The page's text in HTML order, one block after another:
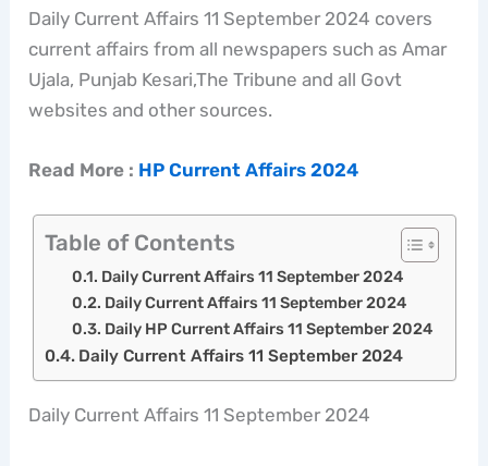
Daily Current Affairs 11 September 2024 covers
current affairs from all newspapers such as Amar
Ujala, Punjab Kesari,The Tribune and all Govt
websites and other sources.
Read More : HP Current Affairs 2024
Table of Contents
Daily Current Affairs 11 September 2024
Daily Current Affairs 11 September 2024
Daily HP Current Affairs 11 September 2024
Daily Current Affairs 11 September 2024
Daily Current Affairs 11 September 2024